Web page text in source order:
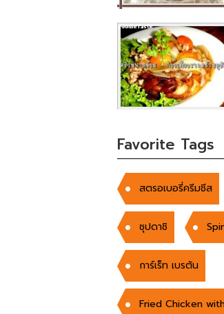
Favorite Tags
สตรอเบอรี่ครีมชีส
ซุปดาชิ
การ์เร็ท เบรตัน
Fried Chicken